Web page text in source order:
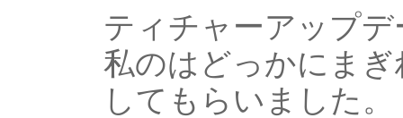
ティチャーアップ
私のはどっかにま
してもらいました。